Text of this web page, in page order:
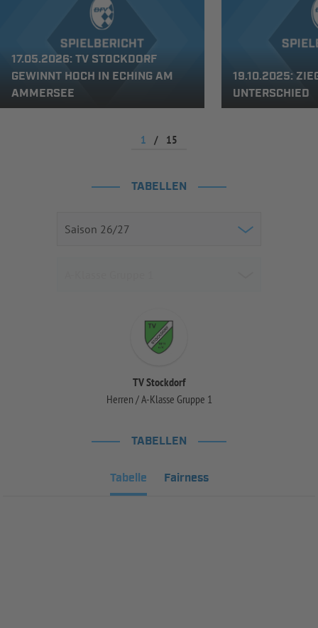
17.05.2026: TV STOCKDORF
GEWINNT HOCH IN ECHING AM
AMMERSEE
19.10.2025:
UNTERSCHIED
1 / 15
TABELLEN
TV Stockdorf
Herren / A-Klasse Gruppe 1
TABELLEN
Tabelle Fairness